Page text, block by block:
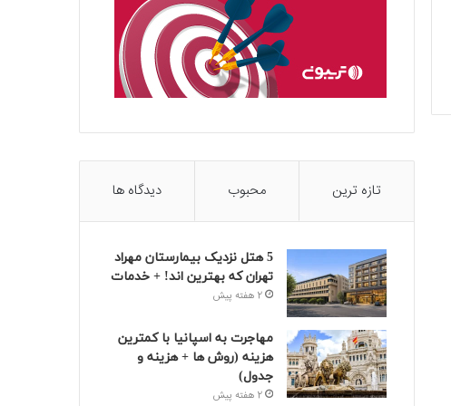
تازه ترین محبوب دیدگاه ها
5 هتل نزدیک بیمارستان مهراد
تهران که بهترین‌ اند! + خدمات
2 هفته پیش
مهاجرت به اسپانیا با کمترین
هزینه (روش ها + هزینه و
جدول)
2 هفته پیش